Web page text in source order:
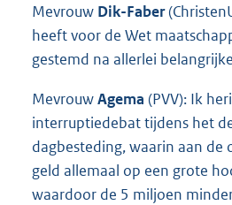
Mevrouw Dik-Faber
heeft voor de Wet
gestemd na allerlei
MevrouwAgema (PVV): Ik
interruptiedebat tijdens het
dagbesteding, waarin aan de
geld allemaal op een grote
waardoor de 5 miljoen